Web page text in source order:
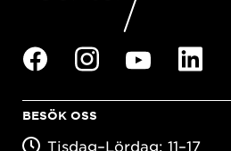
BESÖK OSS
Tisdag–Lördag: 11–17